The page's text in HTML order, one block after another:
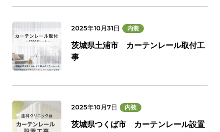
2025年10月31日 内装
茨城県土浦市 カーテンレール取付工
事
2025年10月7日 内装
茨城県つくば市 カーテンレール設置